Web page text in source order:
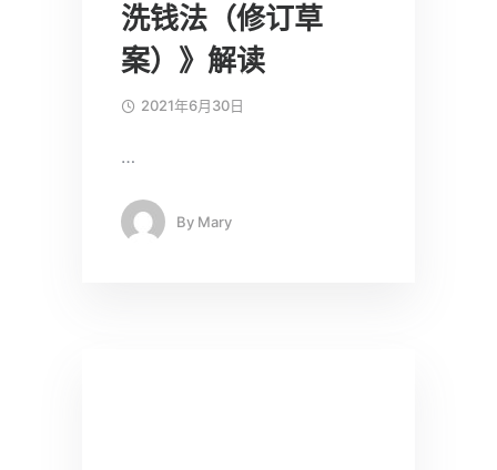
洗钱法（修订草
案）》解读
2021年6月30日
…
By Mary